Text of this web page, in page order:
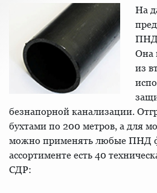
На
ПНД
Она
из
безнапорной канализации.
бухтами по 200 метров, а для
можно применять любые ПНД
ассортименте есть 40
СДР: